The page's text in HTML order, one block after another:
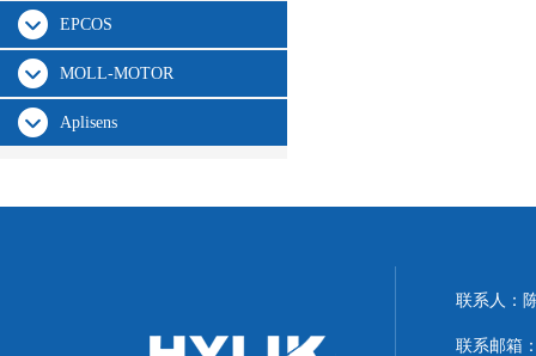
EPCOS
MOLL-MOTOR
Aplisens
联系人：
联系邮箱